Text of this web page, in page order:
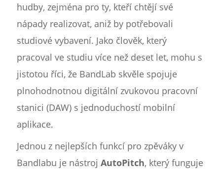
hudby, zejména pro ty, kteří chtějí své
nápady realizovat, aniž by potřebovali
studiové vybavení. Jako člověk, který
pracoval ve studiu více než deset let, mohu s
jistotou říci, že BandLab skvěle spojuje
plnohodnotnou digitální zvukovou pracovní
stanici (DAW) s jednoduchostí mobilní
aplikace.
Jednou z nejlepších funkcí pro zpěváky v
Bandlabu je nástroj AutoPitch, který funguje